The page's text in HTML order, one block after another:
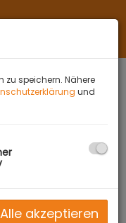
zu speichern. Nähere
und
Alle akzeptieren